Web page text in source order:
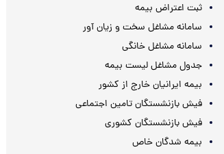
ثبت اعتراض بیمه
سامانه مشاغل سخت و زیان آور
سامانه مشاغل خانگی
جدول مشاغل لیست بیمه
بیمه ایرانیان خارج از کشور
فیش بازنشستگان تامین اجتماعی
فیش بازنشستگان کشوری
بیمه شدگان خاص